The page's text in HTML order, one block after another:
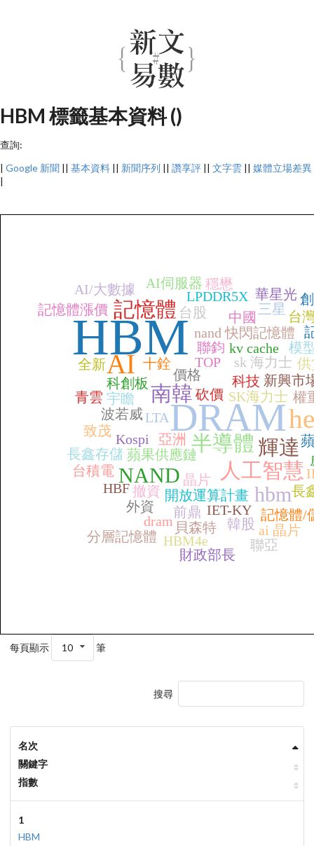
HBM 標籤基本資料 ()
查詢:
| Google 新聞 || 基本資料 || 新聞序列 || 讚享評 || 文字雲 || 媒體立場差異
|
HBM
DRAM
AI
NAND
半導體
記憶體
人工智慧
南韓
hbm
輝達
nand 快閃記憶體
中國
晶片
價格
sk 海力士
長
SK海力士
開放運算計畫
模
三星
記憶體/
ai 晶片
kv cache
蘋果供應鏈
科技
亞洲
Kospi
韓股
新興市
權
TOP
撤資
外資
台股 台
供
LPDDR5X
長鑫存儲
LTA
科創板
AI伺服器
砍價
dram
華星光
前鼎 IET-KY
貝森特
聯鈞
穩懋
波若威
聯亞
全新
HBM4e
宇瞻
十銓
致茂
青雲
台積電
財政部長
AI/大數據
HBF
分層記憶體
記憶體漲價
每頁顯示 10 筆
搜尋
名次
關鍵字
指數
1
HBM